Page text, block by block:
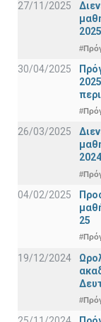
27/11/2025
30/04/2025
26/03/2025
04/02/2025
25
19/12/2024